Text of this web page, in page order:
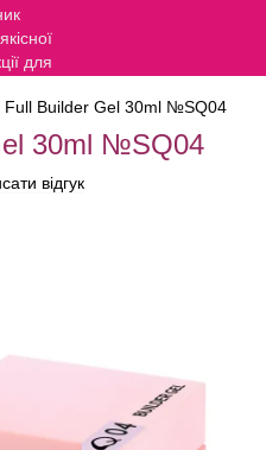
Full Builder Gel 30ml №SQ04
30ml №SQ04
відгук